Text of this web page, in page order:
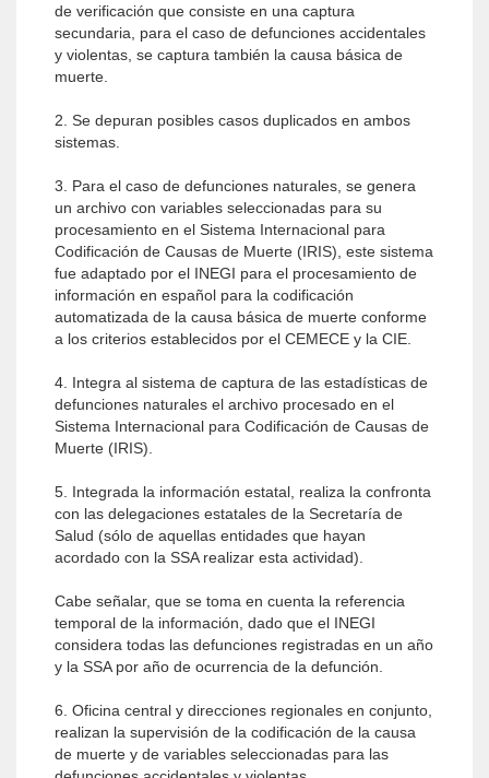
de verificación que consiste en una captura
secundaria, para el caso de defunciones accidentales
y violentas, se captura también la causa básica de
muerte.
2. Se depuran posibles casos duplicados en ambos
sistemas.
3. Para el caso de defunciones naturales, se genera
un archivo con variables seleccionadas para su
procesamiento en el Sistema Internacional para
Codificación de Causas de Muerte (IRIS), este sistema
fue adaptado por el INEGI para el procesamiento de
información en español para la codificación
automatizada de la causa básica de muerte conforme
a los criterios establecidos por el CEMECE y la CIE.
4. Integra al sistema de captura de las estadísticas de
defunciones naturales el archivo procesado en el
Sistema Internacional para Codificación de Causas de
Muerte (IRIS).
5. Integrada la información estatal, realiza la confronta
con las delegaciones estatales de la Secretaría de
Salud (sólo de aquellas entidades que hayan
acordado con la SSA realizar esta actividad).
Cabe señalar, que se toma en cuenta la referencia
temporal de la información, dado que el INEGI
considera todas las defunciones registradas en un año
y la SSA por año de ocurrencia de la defunción.
6. Oficina central y direcciones regionales en conjunto,
realizan la supervisión de la codificación de la causa
de muerte y de variables seleccionadas para las